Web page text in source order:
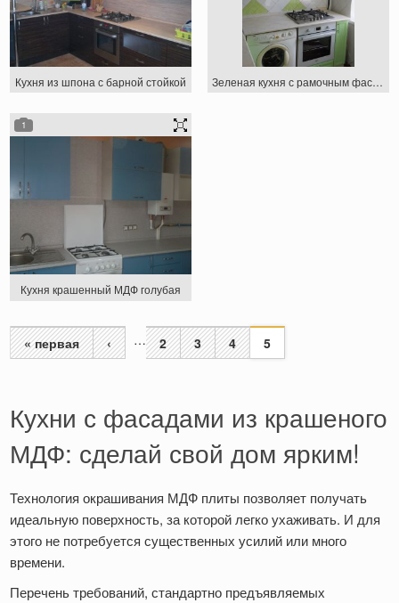
Кухня из шпона с барной стойкой Зеленая кухня с рамочным фасадом
1
Кухня крашенный МДФ голубая
Страницы
« первая ‹ … 2 3 4 5
Кухни с фасадами из крашеного
МДФ: сделай свой дом ярким!
Технология окрашивания МДФ плиты позволяет получать
идеальную поверхность, за которой легко ухаживать. И для
этого не потребуется существенных усилий или много
времени.
Перечень требований, стандартно предъявляемых